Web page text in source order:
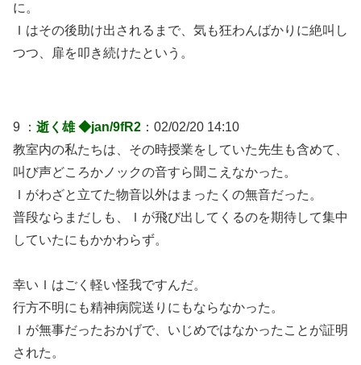
に。
Ｉはその後助け出されるまで、気も狂わんばかりに絶叫し
つつ、扉を叩き続けたという。
9 ： 逝く雄 ◆jan/9fR2 ：02/02/20 14:10
教室内の私たちは、その時授業をしていた先生も含めて、
叫び声どころかノックの音すら聞こえなかった。
Ｉがわざと立てた物音以外はまったくの無音だった。
普段ならまだしも、Ｉが飛び出してくるのを期待して集中
していたにもかかわらず。
幸いＩはごく軽い怪我ですんだ。
行方不明にも精神病院送りにもならなかった。
Ｉが無事だったおかげで、いじめではなかったことが証明
された。